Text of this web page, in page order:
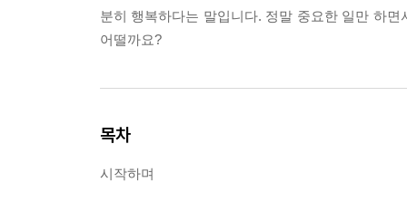
분히 행복하다는 말입니다. 정말 중요한 일만 하
어떨까요?
목차
시작하며